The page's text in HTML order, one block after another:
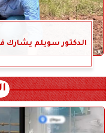
الدكتور سويلم يشارك